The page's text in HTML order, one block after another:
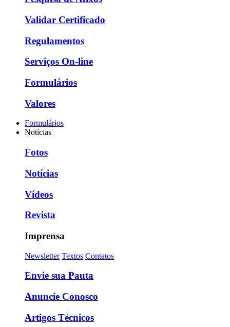
Validar Certificado
Regulamentos
Serviços On-line
Formulários
Valores
Formulários
Notícias
Fotos
Notícias
Vídeos
Revista
Imprensa
Newsletter Textos Contatos
Envie sua Pauta
Anuncie Conosco
Artigos Técnicos